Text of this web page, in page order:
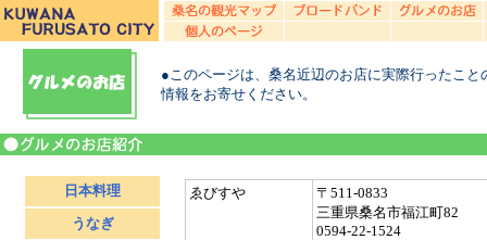
●このページは、桑名近辺のお店に実際行ったこ
情報をお寄せください。
日本料理
うなぎ
ゑびすや
〒511-0833
三重県桑名市福江町82
0594-22-1524